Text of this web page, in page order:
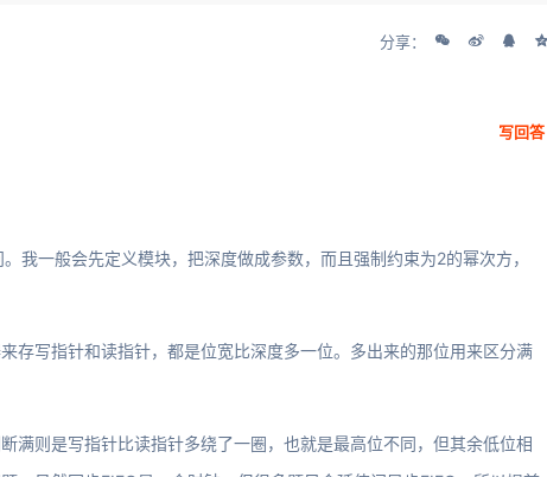
分享：
写回答
我一般会先定义模块，把深度做成参数，而且强制约束为2的幂次方，
存写指针和读指针，都是位宽比深度多一位。多出来的那位用来区分满
满则是写指针比读指针多绕了一圈，也就是最高位不同，但其余低位相